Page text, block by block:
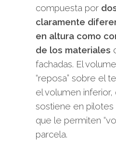
compuesta por
claramente
en altura como
de los materiales
fachadas. El
“reposa” sobre el
el volumen inferior,
sostiene en
que le permiten
parcela.